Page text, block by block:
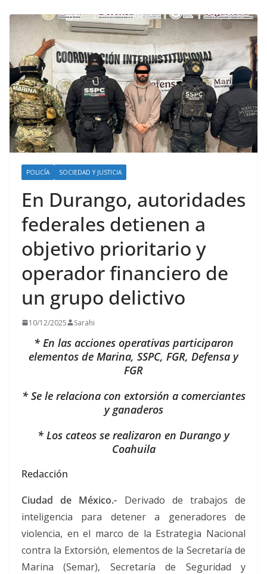
POLICÍA SOCIEDAD Y JUSTICIA
En Durango, autoridades
federales detienen a
objetivo prioritario y
operador financiero de
un grupo delictivo
10/12/2025 Sarahi
* En las acciones operativas participaron
elementos de Marina, SSPC, FGR, Defensa y
FGR
* Se le relaciona con extorsión a comerciantes
y ganaderos
* Los cateos se realizaron en Durango y
Coahuila
Redacción
Ciudad de México.- Derivado de trabajos de
inteligencia para detener a generadores de
violencia, en el marco de la Estrategia Nacional
contra la Extorsión, elementos de la Secretaría de
Marina (Semar), Secretaría de Seguridad y